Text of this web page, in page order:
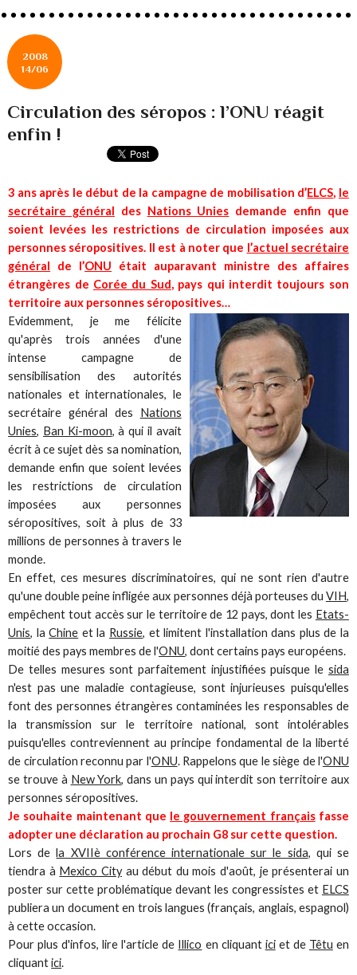
2008
14/06
Circulation des séropos : l’ONU réagit
enfin !
3 ans après le début de la campagne de mobilisation d’ELCS, le
secrétaire général des Nations Unies demande enfin que
soient levées les restrictions de circulation imposées aux
personnes séropositives. Il est à noter que l’actuel secrétaire
général
de l’ONU
était auparavant ministre des affaires
étrangères de Corée du Sud, pays qui interdit toujours son
territoire aux personnes séropositives…
Evidemment, je me félicite
qu'après trois années d'une
intense campagne de
sensibilisation des autorités
nationales et internationales, le
secrétaire général des Nations
Unies, Ban Ki-moon, à qui il avait
écrit à ce sujet dès sa nomination,
demande enfin que soient levées
les restrictions de circulation
imposées aux personnes
séropositives, soit à plus de 33
millions de personnes à travers le
monde.
En effet, ces mesures discriminatoires, qui ne sont rien d'autre
qu'une double peine infligée aux personnes déjà porteuses du VIH,
empêchent tout accès sur le territoire de 12 pays, dont les Etats-
Unis, laChine et la Russie, et limitent l'installation dans plus de la
moitié des pays membres de l'ONU, dont certains pays européens.
De telles mesures sont parfaitement injustifiées puisque le sida
n'est pas une maladie contagieuse, sont injurieuses puisqu'elles
font des personnes étrangères contaminées les responsables de
la transmission sur le territoire national, sont intolérables
puisqu'elles contreviennent au principe fondamental de la liberté
de circulation reconnu par l'ONU. Rappelons que le siège de l'ONU
se trouve à New York, dans un pays qui interdit son territoire aux
personnes séropositives.
Je souhaite maintenant que le gouvernement français fasse
adopter une déclaration au prochain G8 sur cette question.
Lors dela XVIIè conférence internationale sur le sida, qui se
tiendra à Mexico Cityau début du mois d'août, je présenterai un
poster sur cette problématique devant les congressistes et ELCS
publiera un document en trois langues (français, anglais, espagnol)
à cette occasion.
Pour plus d'infos, lire l'article de Illico en cliquant iciet de Têtu en
cliquantici.